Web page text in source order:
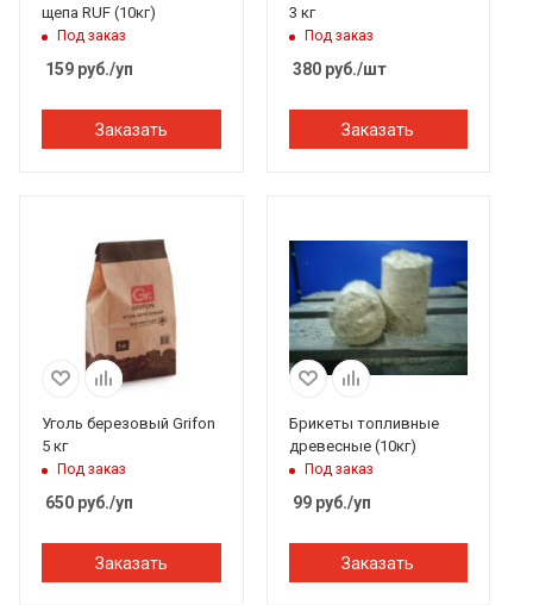
щепа RUF (10кг)
Под заказ
159 руб./уп
Заказать
3 кг
Под заказ
380руб./шт
Заказать
Уголь березовый Grifon
5 кг
Под заказ
650 руб./уп
Заказать
Брикеты топливные
древесные (10кг)
Под заказ
99руб./уп
Заказать